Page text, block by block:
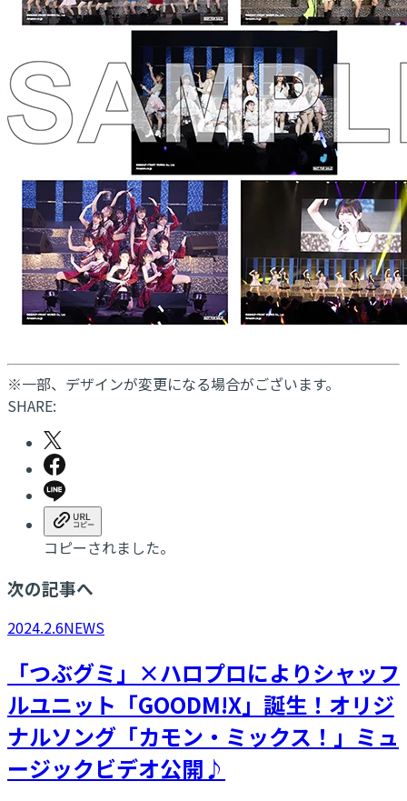
※一部、デザインが変更になる場合がございます。
SHARE:
コピーされました。
次の記事へ
2024.2.6NEWS
「つぶグミ」×ハロプロによりシャッフ
ルユニット「GOODM!X」誕生！オリジ
ナルソング「カモン・ミックス！」ミュ
ージックビデオ公開♪